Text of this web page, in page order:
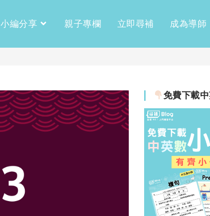
小編分享 親子專欄 立即尋補 成為導師
免費下載